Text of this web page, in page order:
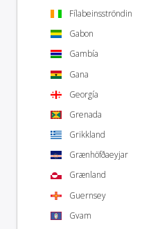
Fílabeinsströndin
Gabon
Gambía
Gana
Georgía
Grenada
Grikkland
Grænhöfðaeyjar
Grænland
Guernsey
Gvam